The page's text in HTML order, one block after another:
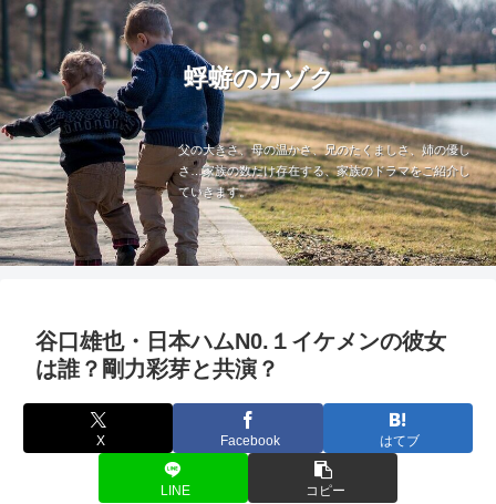
蜉蝣のカゾク
父の大きさ、母の温かさ、兄のたくましさ、姉の優し
さ…家族の数だけ存在する、家族のドラマをご紹介し
ていきます。
谷口雄也・日本ハムN0.１イケメンの彼女
は誰？剛力彩芽と共演？
X Facebook はてブ
LINE コピー